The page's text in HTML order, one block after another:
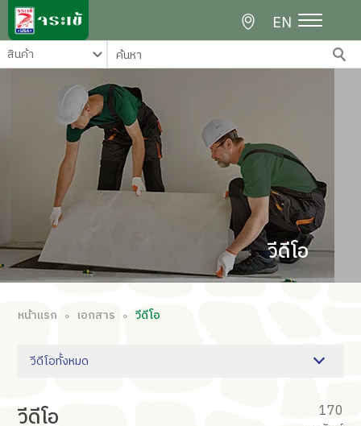
EN
วีดีโอ
หน้าแรก ∘ เอกสาร ∘ วีดีโอ
วีดีโอทั้งหมด
วีดีโอ
170